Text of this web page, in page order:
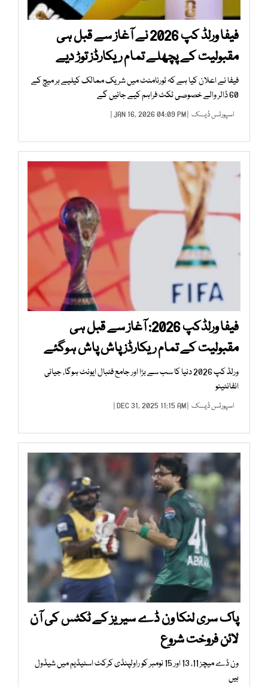
فیفا ورلڈ کپ 2026 نے آغاز سے قبل ہی
مقبولیت کے پچھلے تمام ریکارڈز توڑ دیے
فیفا نے اعلان کیا ہے کہ ٹورنامنٹ میں شریک ممالک کیلیے ہر میچ کے
60 ڈالر والے خصوصی ٹکٹ فراہم کیے جائیں گے
اسپورٹس ڈیسک | JAN 16, 2026 04:09 PM |
فیفا ورلڈکپ 2026: آغاز سے قبل ہی
مقبولیت کے تمام ریکارڈز پاش پاش ہوگئے
ورلڈ کپ 2026 دنیا کا سب سے بڑا اور جامع فٹبال ایونٹ ہوگا، جیانی
انفانٹینو
اسپورٹس ڈیسک | DEC 31, 2025 11:15 AM |
پاک سری لنکا ون ڈے سیریز کے ٹکٹس کی آن
لائن فروخت شروع
ون ڈے میچز 11، 13 اور 15 نومبر کو راولپنڈی کرکٹ اسٹیڈیم میں شیڈول
ہیں